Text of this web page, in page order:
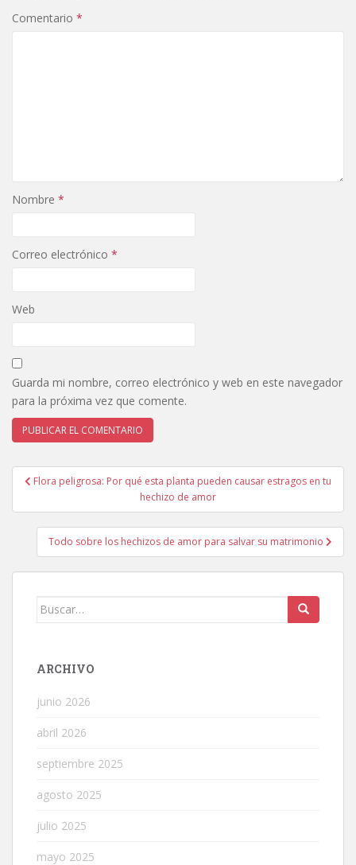
Comentario *
Nombre *
Correo electrónico *
Web
Guarda mi nombre, correo electrónico y web en este navegador
para la próxima vez que comente.
Navegación
entradas
Flora peligrosa: Por qué esta planta pueden causar estragos en tu
hechizo de amor
Todo sobre los hechizos de amor para salvar su matrimonio
Buscar:
ARCHIVO
junio 2026
abril 2026
septiembre 2025
agosto 2025
julio 2025
mayo 2025